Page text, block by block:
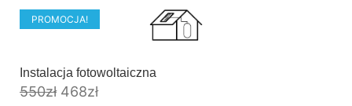
PROMOCJA!
Instalacja fotowoltaiczna
550zł 468zł